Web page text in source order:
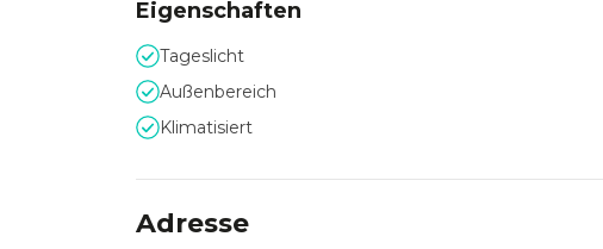
Eigenschaften
Tageslicht
Außenbereich
Klimatisiert
Adresse